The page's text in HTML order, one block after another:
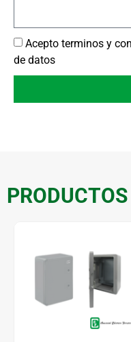
Acepto terminos y
de datos